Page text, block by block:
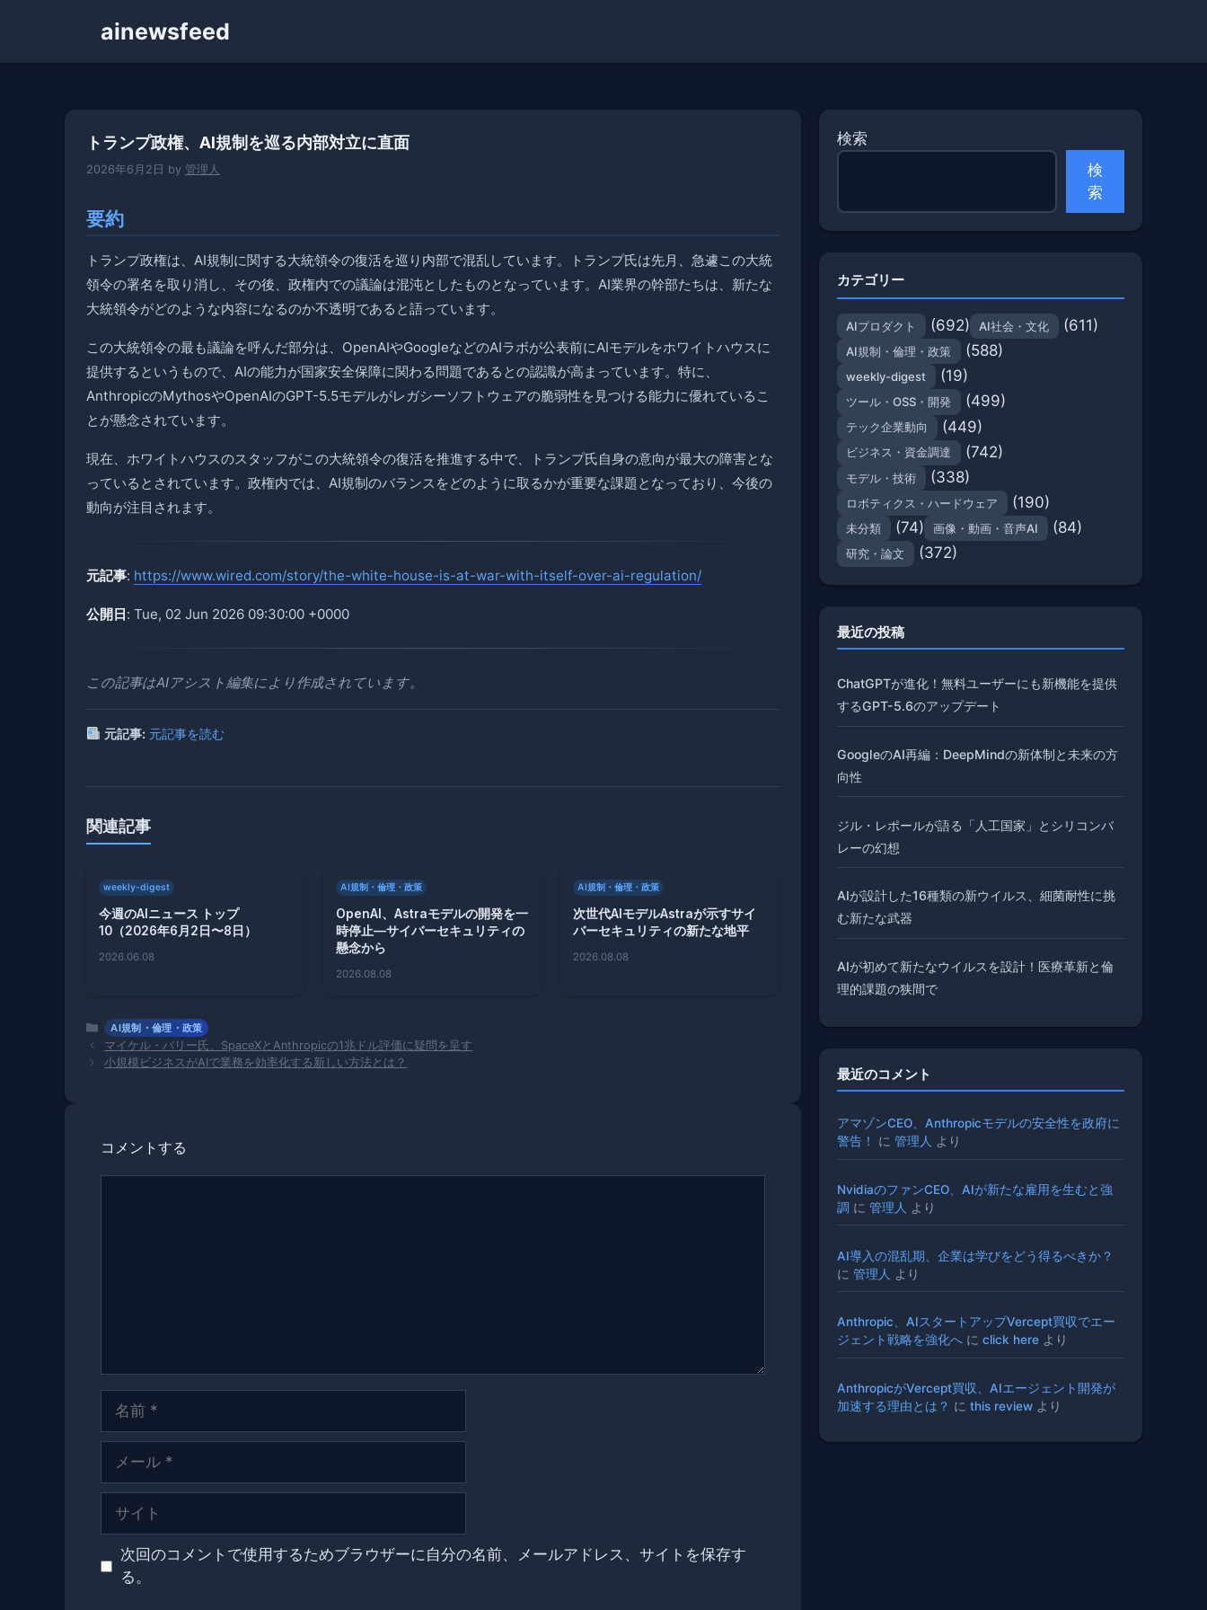
ainewsfeed
トランプ政権、AI規制を巡る内部対立に直面
2026年6月2日 by 管理人
要約
トランプ政権は、AI規制に関する大統領令の復活を巡り内部で混乱しています。トランプ氏は先月、急遽この大統
領令の署名を取り消し、その後、政権内での議論は混沌としたものとなっています。AI業界の幹部たちは、新たな
大統領令がどのような内容になるのか不透明であると語っています。
この大統領令の最も議論を呼んだ部分は、OpenAIやGoogleなどのAIラボが公表前にAIモデルをホワイトハウスに
提供するというもので、AIの能力が国家安全保障に関わる問題であるとの認識が高まっています。特に、
AnthropicのMythosやOpenAIのGPT-5.5モデルがレガシーソフトウェアの脆弱性を見つける能力に優れているこ
とが懸念されています。
現在、ホワイトハウスのスタッフがこの大統領令の復活を推進する中で、トランプ氏自身の意向が最大の障害とな
っているとされています。政権内では、AI規制のバランスをどのように取るかが重要な課題となっており、今後の
動向が注目されます。
元記事: https://www.wired.com/story/the-white-house-is-at-war-with-itself-over-ai-regulation/
公開日: Tue, 02 Jun 2026 09:30:00 +0000
この記事はAIアシスト編集により作成されています。
元記事: 元記事を読む
関連記事
weekly-digest
今週のAIニュース トップ
10（2026年6月2日〜8日）
2026.06.08
AI規制・倫理・政策
OpenAI、Astraモデルの開発を一
時停止—サイバーセキュリティの
懸念から
2026.08.08
AI規制・倫理・政策
次世代AIモデルAstraが示すサイ
バーセキュリティの新たな地平
2026.08.08
カ
テ
ゴ
AI規制・倫理・政策
マイケル・バリー氏、SpaceXとAnthropicの1兆ドル評価に疑問を呈す
小規模ビジネスがAIで業務を効率化する新しい方法とは？
コメントする
ル
次回のコメントで使用するためブラウザーに自分の名前、メールアドレス、サイトを保存す
る。
検索
検
索
カテゴリー
AIプロダクト (692) AI社会・文化 (611)
AI規制・倫理・政策 (588)
weekly-digest (19)
ツール・OSS・開発 (499)
テック企業動向 (449)
ビジネス・資金調達 (742)
モデル・技術 (338)
ロボティクス・ハードウェア (190)
未分類 (74) 画像・動画・音声AI (84)
研究・論文 (372)
最近の投稿
ChatGPTが進化！無料ユーザーにも新機能を提供
するGPT-5.6のアップデート
GoogleのAI再編：DeepMindの新体制と未来の方
向性
ジル・レポールが語る「人工国家」とシリコンバ
レーの幻想
AIが設計した16種類の新ウイルス、細菌耐性に挑
む新たな武器
AIが初めて新たなウイルスを設計！医療革新と倫
理的課題の狭間で
最近のコメント
アマゾンCEO、Anthropicモデルの安全性を政府に
警告！
に 管理人 より
NvidiaのファンCEO、AIが新たな雇用を生むと強
調 に 管理人 より
AI導入の混乱期、企業は学びをどう得るべきか？
に 管理人 より
Anthropic、AIスタートアップVercept買収でエー
ジェント戦略を強化へ に click here より
AnthropicがVercept買収、AIエージェント開発が
加速する理由とは？ に this review より